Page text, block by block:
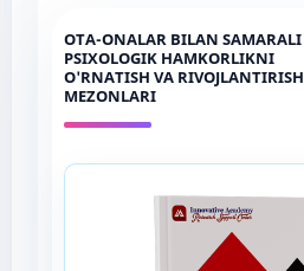
OTA-ONALAR BILAN SAMARALI
PSIXOLOGIK HAMKORLIKNI
O'RNATISH VA RIVOJLANTIRISH
MEZONLARI